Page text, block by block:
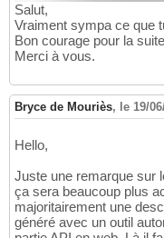
Salut,
Vraiment sympa ce que
Bon courage pour la
Merci à vous.
Bryce de Mouriès, le 19/
Hello,
Juste une remarque sur
ça sera beaucoup plus
majoritairement une
généré avec un outil